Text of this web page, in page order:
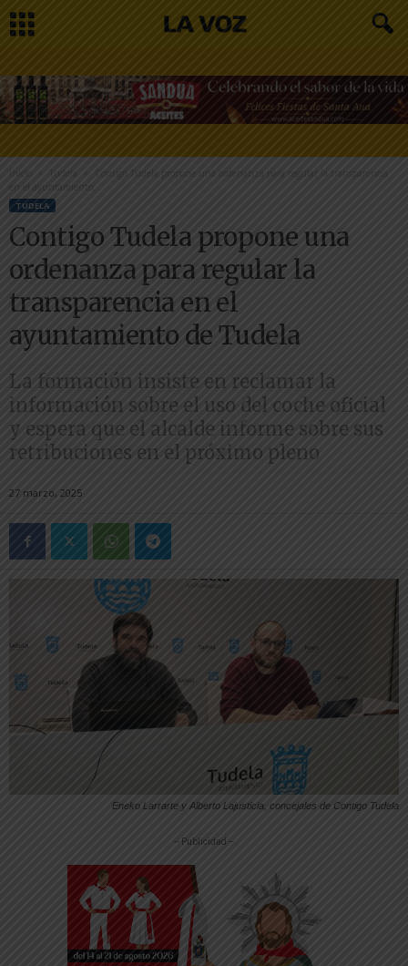
Inicio Tudela
Contigo Tudela propone una ordenanza para regular la transparencia
en el ayuntamiento...
TUDELA
Contigo Tudela propone una
ordenanza para regular la
transparencia en el
ayuntamiento de Tudela
La formación insiste en reclamar la
información sobre el uso del coche oficial
y espera que el alcalde informe sobre sus
retribuciones en el próximo pleno
27 marzo, 2025
Eneko Larrarte y Alberto Lajusticia, concejales de Contigo Tudela
-- Publicidad --